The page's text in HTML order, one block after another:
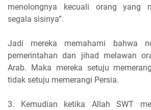
menolongnya kecuali orang yang
segala sisinya”.
Jadi mereka memahami bahwa
pemerintahan dan jihad melawan
Arab. Maka mereka setuju
tidak setuju memerangi Persia.
3. Kemudian ketika Allah SWT